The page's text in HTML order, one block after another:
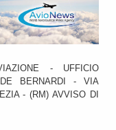
- UFFICIO
DE BERNARDI - VIA
- (RM) AVVISO DI